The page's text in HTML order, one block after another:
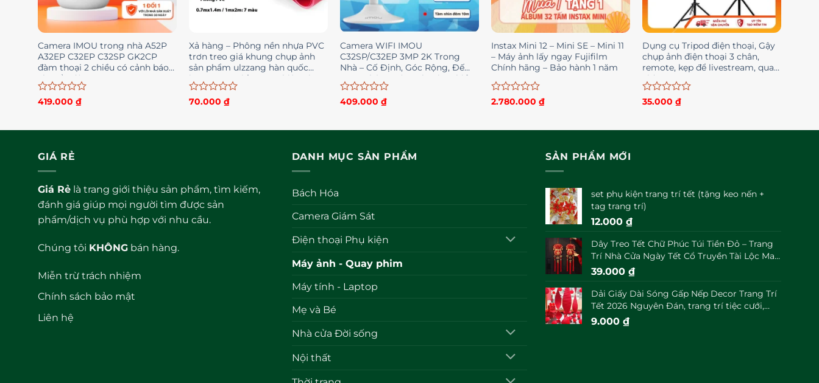
Camera IMOU trong nhà A52P
A32EP C32EP C32SP GK2CP
đàm thoại 2 chiều có cảnh báo
chuyển động
Được
0
419.000 ₫
Xả hàng – Phông nền nhựa PVC
trơn treo giá khung chụp ảnh
sản phẩm ulzzang hàn quốc
instagram giấy PVC nhiệt 3 in 1
2K08
Được
0
70.000 ₫
Camera WIFI IMOU
C32SP/C32EP 3MP 2K Trong
Nhà – Cố Định, Góc Rộng, Đế
Nam Châm, Đàm Thoại 2 Chiều,
Chính Hãng
Được
0
409.000 ₫
Instax Mini 12 – Mini SE – Mini 11
– Máy ảnh lấy ngay Fujifilm
Chính hãng – Bảo hành 1 năm
Được
0
2.780.000 ₫
Dụng cụ Tripod điện thoại, Gậy
chụp ảnh điện thoại 3 chân,
remote, kẹp để livestream, quay
video
Được
0
35.000 ₫
GIÁ RẺ
Giá Rẻ là trang giới thiệu sản phẩm, tìm kiếm,
đánh giá giúp mọi người tìm được sản
phẩm/dịch vụ phù hợp với nhu cầu.
Chúng tôi KHÔNG bán hàng.
Miễn trừ trách nhiệm
Chính sách bảo mật
Liên hệ
DANH MỤC SẢN PHẨM
Bách Hóa
Camera Giám Sát
Điện thoại Phụ kiện
Máy ảnh - Quay phim
Máy tính - Laptop
Mẹ và Bé
Nhà cửa Đời sống
Nội thất
SẢN PHẨM MỚI
set phụ kiện trang trí tết (tặng keo nến +
tag trang trí)
12.000₫
Dây Treo Tết Chữ Phúc Túi Tiền Đỏ – Trang
Trí Nhà Cửa Ngày Tết Cổ Truyền Tài Lộc May
Mắn Đầu Năm
39.000₫
Dải Giấy Dài Sóng Gấp Nếp Decor Trang Trí
Tết 2026 Nguyên Đán, trang trí tiệc cưới,
trung thu decor
9.000₫